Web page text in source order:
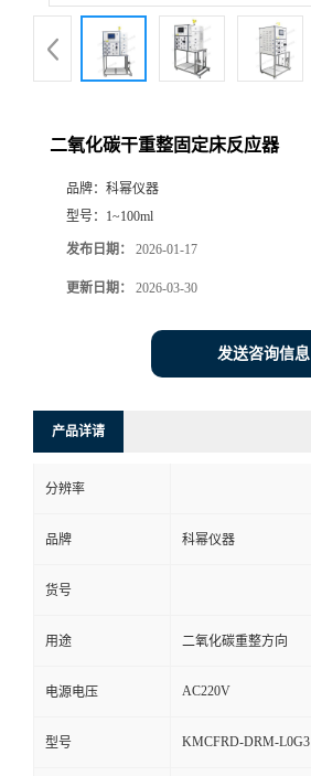
二氧化碳干重整固定床反应器
品牌： 科幂仪器
型号： 1~100ml
发布日期： 2026-01-17
更新日期： 2026-03-30
发送咨询信息
产品详请
分辨率
品牌 科幂仪器
货号
用途 二氧化碳重整方向
电源电压 AC220V
型号 KMCFRD-DRM-L0G3